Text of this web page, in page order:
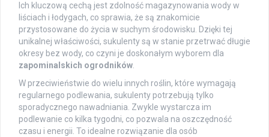
Ich kluczową cechą jest zdolność magazynowania wody w
liściach i łodygach, co sprawia, że są znakomicie
przystosowane do życia w suchym środowisku. Dzięki tej
unikalnej właściwości, sukulenty są w stanie przetrwać długie
okresy bez wody, co czyni je doskonałym wyborem dla
zapominalskich ogrodników.
W przeciwieństwie do wielu innych roślin, które wymagają
regularnego podlewania, sukulenty potrzebują tylko
sporadycznego nawadniania. Zwykle wystarcza im
podlewanie co kilka tygodni, co pozwala na oszczędność
czasu i energii. To idealne rozwiązanie dla osób